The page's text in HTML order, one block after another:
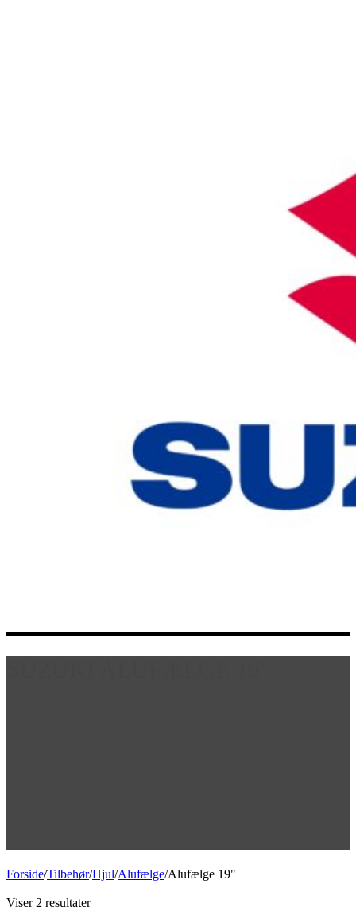
Forside/Tilbehør/Hjul/Alufælge/Alufælge 19"
Viser 2 resultater